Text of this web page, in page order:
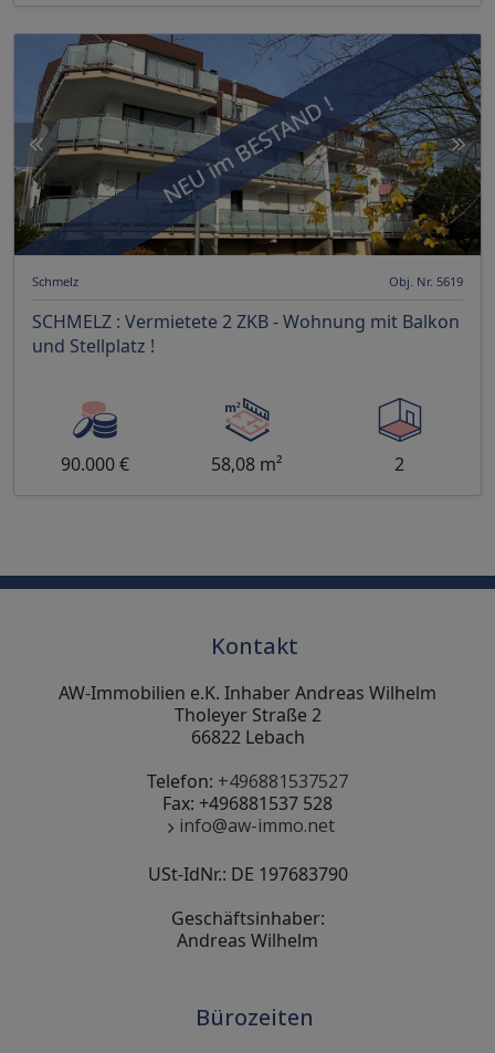
NEU im BESTAND !
Schmelz Obj. Nr. 5619
SCHMELZ : Vermietete 2 ZKB - Wohnung mit Balkon
und Stellplatz !
90.000 € 58,08 m² 2
Kontakt
AW-Immobilien e.K. Inhaber Andreas Wilhelm
Tholeyer Straße 2
66822 Lebach
Telefon: +496881537527
Fax: +496881537 528
info@aw-immo.net
USt-IdNr.: DE 197683790
Geschäftsinhaber:
Andreas Wilhelm
Bürozeiten